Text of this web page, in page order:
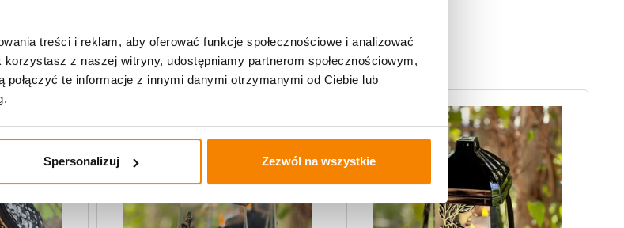
treści i reklam, aby oferować funkcje społecznościowe i analizować
z naszej witryny, udostępniamy partnerom społecznościowym,
te informacje z innymi danymi otrzymanymi od Ciebie lub
Spersonalizuj Zezwól na wszystkie